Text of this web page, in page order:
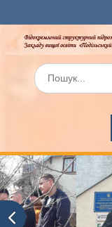
до
вмісту
Шукати: